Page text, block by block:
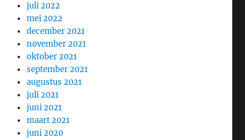
juli 2022
mei 2022
december 2021
november 2021
oktober 2021
september 2021
augustus 2021
juli 2021
juni 2021
maart 2021
juni 2020